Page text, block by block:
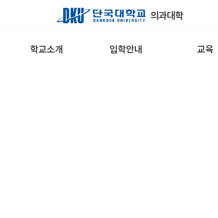
Skip to Main Content
의과대학
학교소개 입학안내 교육